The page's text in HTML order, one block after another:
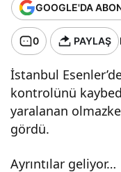
GOOGLE'DA
0 PAYLAŞ
İstanbul
kontrolünü
yaralanan
gördü.
Ayrıntılar geliyor…
otoparka
daldı